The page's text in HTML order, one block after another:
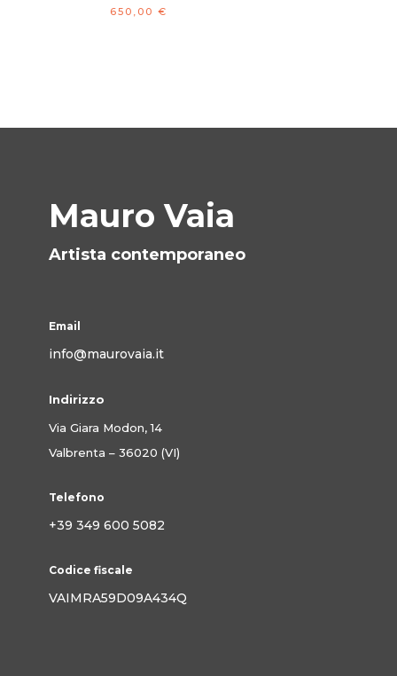
650,00€
Mauro Vaia
Artista contemporaneo
Email
info@maurovaia.it
Indirizzo
Via Giara Modon, 14
Valbrenta – 36020 (VI)
Telefono
+39 349 600 5082
Codice fiscale
VAIMRA59D09A434Q